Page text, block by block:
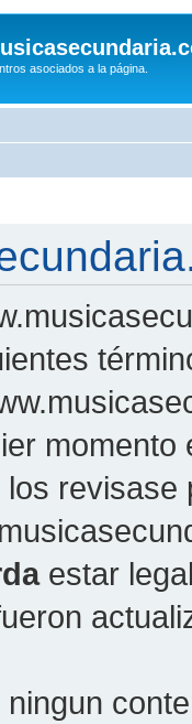
asociados a la página.
estar